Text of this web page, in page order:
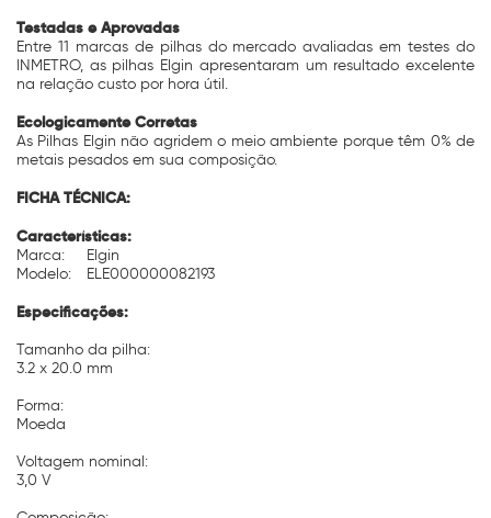
Testadas e Aprovadas
Entre 11 marcas de pilhas do mercado avaliadas em testes do
INMETRO, as pilhas Elgin apresentaram um resultado excelente
na relação custo por hora útil.
Ecologicamente Corretas
As Pilhas Elgin não agridem o meio ambiente porque têm 0% de
metais pesados em sua composição.
FICHA TÉCNICA:
Características:
Marca:
Elgin
Modelo:
ELE000000082193
Especificações:
Tamanho da pilha:
3.2 x 20.0 mm
Forma:
Moeda
Voltagem nominal:
3,0 V